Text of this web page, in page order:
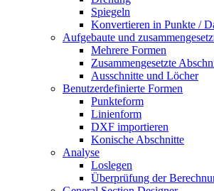
Spiegeln
Konvertieren in Punkte /
Aufgebaute und
Mehrere Formen
Zusammengesetzte
Ausschnitte und Löcher
Benutzerdefinierte Formen
Punkteform
Linienform
DXF importieren
Konische Abschnitte
Analyse
Loslegen
Überprüfung der